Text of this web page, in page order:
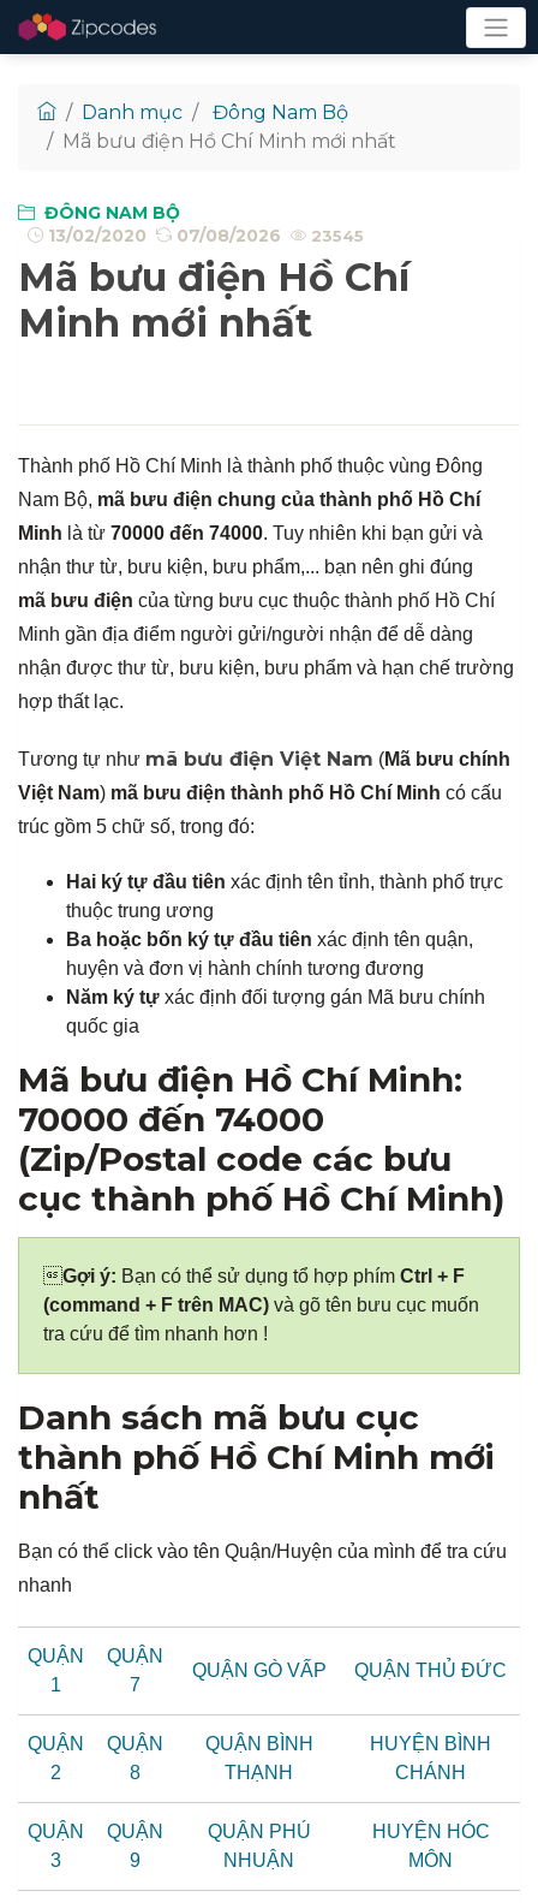
Danh mục
Đông Nam Bộ
Mã bưu điện Hồ Chí Minh mới nhất
ĐÔNG NAM BỘ
13/02/2020
07/08/2026 23545
Mã bưu điện Hồ Chí
Minh mới nhất
Thành phố Hồ Chí Minh là thành phố thuộc vùng Đông
Nam Bộ, mã bưu điện chung của thành phố Hồ Chí
Minh là từ 70000 đến 74000. Tuy nhiên khi bạn gửi và
nhận thư từ, bưu kiện, bưu phẩm,... bạn nên ghi đúng
mã bưu điện của từng bưu cục thuộc thành phố Hồ Chí
Minh gần địa điểm người gửi/người nhận để dễ dàng
nhận được thư từ, bưu kiện, bưu phẩm và hạn chế trường
hợp thất lạc.
Tương tự như mã bưu điện Việt Nam (Mã bưu chính
Việt Nam) mã bưu điện thành phố Hồ Chí Minh có cấu
trúc gồm 5 chữ số, trong đó:
Hai ký tự đầu tiên xác định tên tỉnh, thành phố trực
thuộc trung ương
Ba hoặc bốn ký tự đầu tiên xác định tên quận,
huyện và đơn vị hành chính tương đương
Năm ký tự xác định đối tượng gán Mã bưu chính
quốc gia
Mã bưu điện Hồ Chí Minh:
70000 đến 74000
(Zip/Postal code các bưu
cục thành phố Hồ Chí Minh)
Gợi ý: Bạn có thể sử dụng tổ hợp phím Ctrl + F
(command + F trên MAC) và gõ tên bưu cục muốn
tra cứu để tìm nhanh hơn !
Danh sách mã bưu cục
thành phố Hồ Chí Minh mới
nhất
Bạn có thể click vào tên Quận/Huyện của mình để tra cứu
nhanh
QUẬN
1
QUẬN
7
QUẬN GÒ VẤP QUẬN THỦ ĐỨC
QUẬN
2
QUẬN
8
QUẬN BÌNH
THẠNH
HUYỆN BÌNH
CHÁNH
QUẬN
3
QUẬN
9
QUẬN PHÚ
NHUẬN
HUYỆN HÓC
MÔN